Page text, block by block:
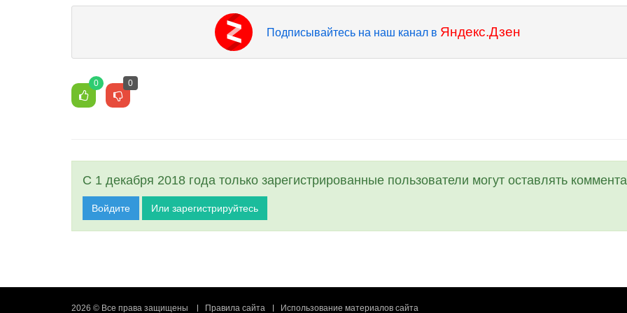
Подписывайтесь на наш канал в Яндекс.Дзен
0 0
С 1 декабря 2018 года только зарегистрированные пользователи могут оставлять
Войдите Или зарегистрируйтесь
2026 © Все права защищены Правила сайта Использование материалов сайта